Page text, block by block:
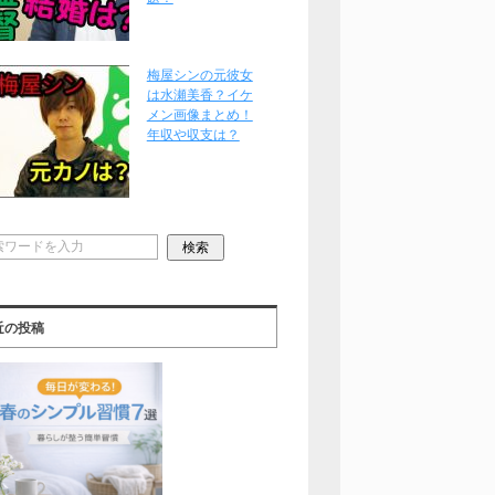
梅屋シンの元彼女
は水瀬美香？イケ
メン画像まとめ！
年収や収支は？
の投稿